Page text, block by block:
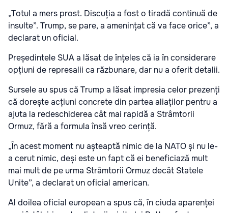
„Totul a mers prost. Discuția a fost o tiradă continuă de
insulte”. Trump, se pare, a amenințat că va face orice”, a
declarat un oficial.
Președintele SUA a lăsat de înțeles că ia în considerare
opțiuni de represalii ca răzbunare, dar nu a oferit detalii.
Sursele au spus că Trump a lăsat impresia celor prezenți
că dorește acțiuni concrete din partea aliaților pentru a
ajuta la redeschiderea cât mai rapidă a Strâmtorii
Ormuz, fără a formula însă vreo cerință.
„În acest moment nu așteaptă nimic de la NATO și nu le-
a cerut nimic, deși este un fapt că ei beneficiază mult
mai mult de pe urma Strâmtorii Ormuz decât Statele
Unite”, a declarat un oficial american.
Al doilea oficial european a spus că, în ciuda aparenței